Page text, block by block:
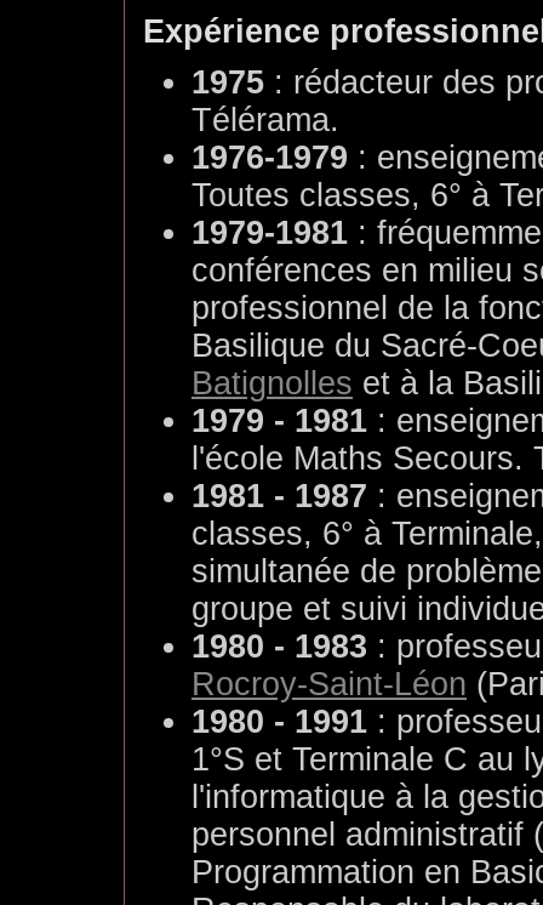
Expérience
1975 : rédacteur des
Télérama.
1976-1979 :
Toutes classes, 6° à
1979-1981 :
conférences en milieu
professionnel de la
Basilique du Sacré-
Batignolles et à la
1979 - 1981 :
l'école Maths Secours.
1981 - 1987 :
classes, 6° à
simultanée de
groupe et suivi
1980 - 1983 :
Rocroy-Saint-Léon
1980 - 1991 :
1°S et Terminale C au
l'informatique à la
personnel administratif
Programmation en